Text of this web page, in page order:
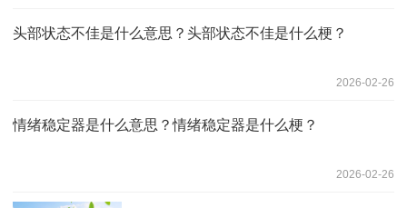
头部状态不佳是什么意思？头部状态不佳是什么梗？
2026-02-26
情绪稳定器是什么意思？情绪稳定器是什么梗？
2026-02-26